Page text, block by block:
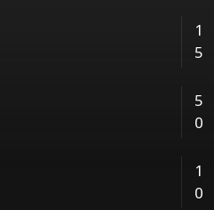
1
5
5
0
1
0